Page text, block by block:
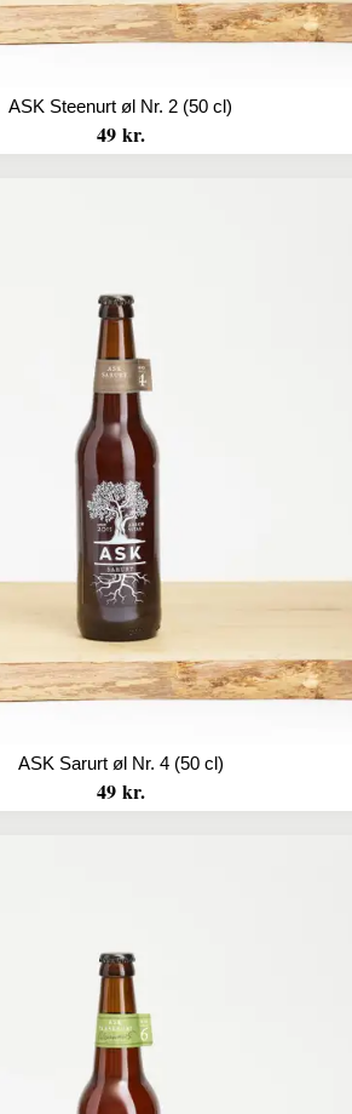
ASK Steenurt øl Nr. 2 (50 cl)
49 kr.
ASK Sarurt øl Nr. 4 (50 cl)
49 kr.